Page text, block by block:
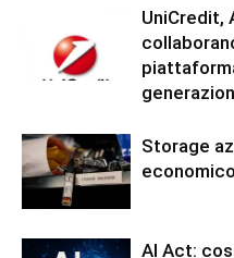
UniCredit,
Storage
AI Act: